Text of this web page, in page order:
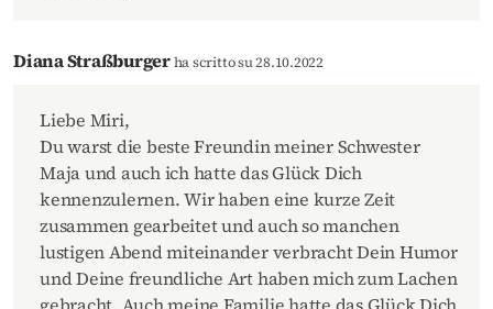
Diana Straßburgerha scritto su 28.10.2022
Liebe Miri,
Du warst die beste Freundin meiner Schwester
Maja und auch ich hatte das Glück Dich
kennenzulernen. Wir haben eine kurze Zeit
zusammen gearbeitet und auch so manchen
lustigen Abend miteinander verbracht Dein Humor
und Deine freundliche Art haben mich zum Lachen